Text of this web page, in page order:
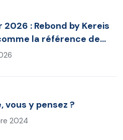
2026 : Rebond by Kereis
la référence de
chômage dirigeant
vous y pensez ?
2024